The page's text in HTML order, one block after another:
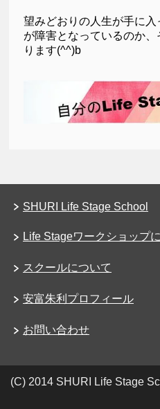
望みどおりの人生が手に
が障害となっているのか
ります(^^)b
SHURI Life Stage School
Life Stageワークショップ
スクールについて
安富朱利プロフィール
お問い合わせ
(C) 2014 SHURI Life Stage